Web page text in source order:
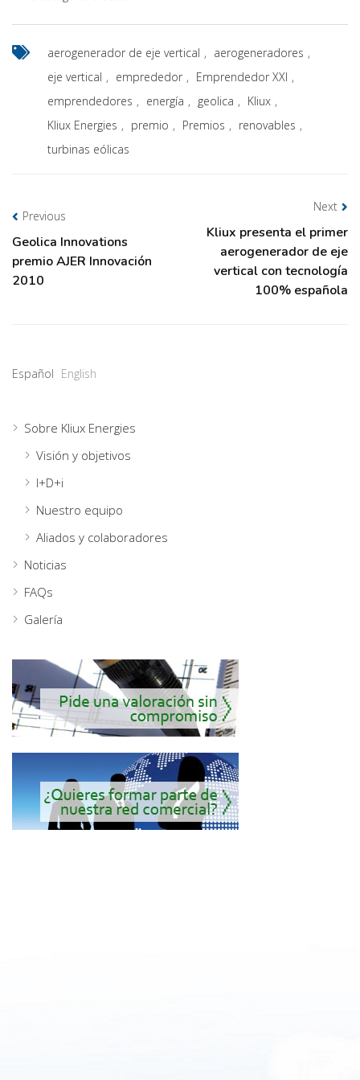
aerogenerador de eje vertical , aerogeneradores ,
eje vertical , emprededor , Emprendedor XXI ,
emprendedores , energía , geolica , Kliux ,
Kliux Energies , premio , Premios , renovables ,
turbinas eólicas
Previous
Geolica Innovations
premio AJER Innovación
2010
Next
Kliux presenta el primer
aerogenerador de eje
vertical con tecnología
100% española
Español English
Sobre Kliux Energies
Visión y objetivos
I+D+i
Nuestro equipo
Aliados y colaboradores
Noticias
FAQs
Galería